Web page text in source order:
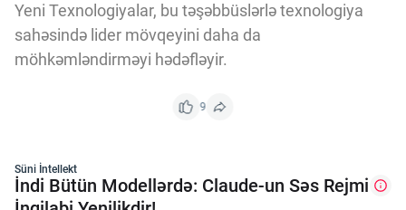
Yeni Texnologiyalar, bu təşəbbüslərlə texnologiya
sahəsində lider mövqeyini daha da
möhkəmləndirməyi hədəfləyir.
9
Süni İntellekt
İndi Bütün Modellərdə: Claude-un Səs Rejmi